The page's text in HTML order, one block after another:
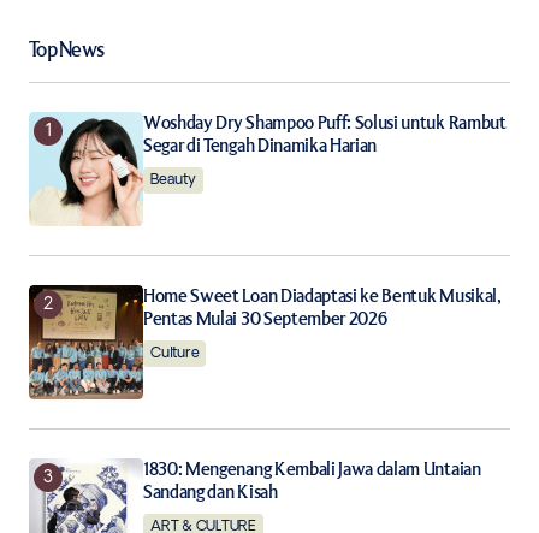
Your Name
Your E-mail*
Save my name, email, and website in this browser for
the next time I comment.
Notify me of new posts by email.
Submit Comment
Top News
Woshday Dry Shampoo Puff: Solusi untuk Rambut
Segar di Tengah Dinamika Harian
Beauty
Home Sweet Loan Diadaptasi ke Bentuk Musikal,
Pentas Mulai 30 September 2026
Culture
1830: Mengenang Kembali Jawa dalam Untaian
Sandang dan Kisah
ART & CULTURE